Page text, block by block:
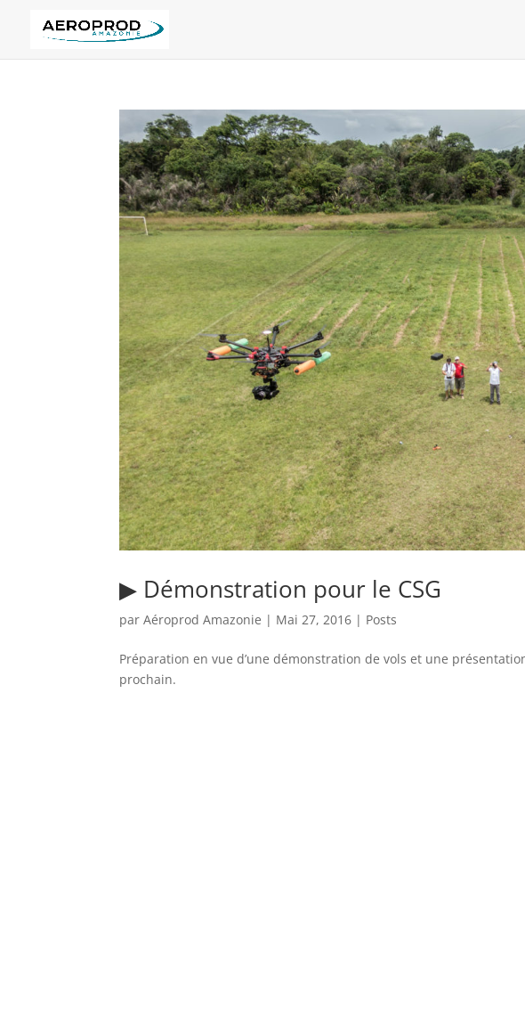
▶︎ Démonstration pour le CSG
parAéroprod Amazonie | Mai 27, 2016 | Posts
Préparation en vue d’une démonstration de vols et une
prochain.